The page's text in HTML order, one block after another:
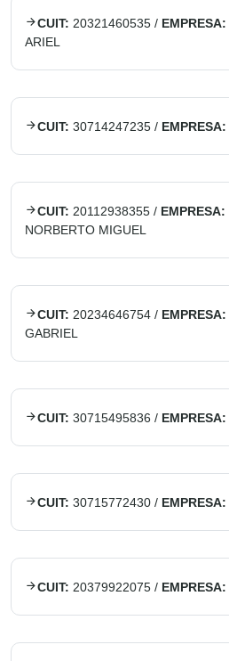
CUIT: 20321460535 / EMPRESA:
ARIEL
CUIT: 30714247235 / EMPRESA:
CUIT: 20112938355 / EMPRESA:
NORBERTO MIGUEL
CUIT: 20234646754 / EMPRESA:
GABRIEL
CUIT: 30715495836 / EMPRESA:
CUIT: 30715772430 / EMPRESA:
CUIT: 20379922075 / EMPRESA: